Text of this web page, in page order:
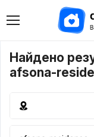
Найдено
afsona-